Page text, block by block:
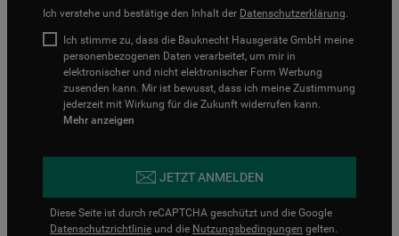
Ich verstehe und bestätige den Inhalt der Datenschutzerklärung.
Ich stimme zu, dass die Bauknecht Hausgeräte GmbH meine
personenbezogenen Daten verarbeitet, um mir in
elektronischer und nicht elektronischer Form Werbung
zusenden kann. Mir ist bewusst, dass ich meine Zustimmung
jederzeit mit Wirkung für die Zukunft widerrufen kann.
Mehr anzeigen
JETZT ANMELDEN
Diese Seite ist durch reCAPTCHA geschützt und die Google
Datenschutzrichtlinie und die Nutzungsbedingungen gelten.